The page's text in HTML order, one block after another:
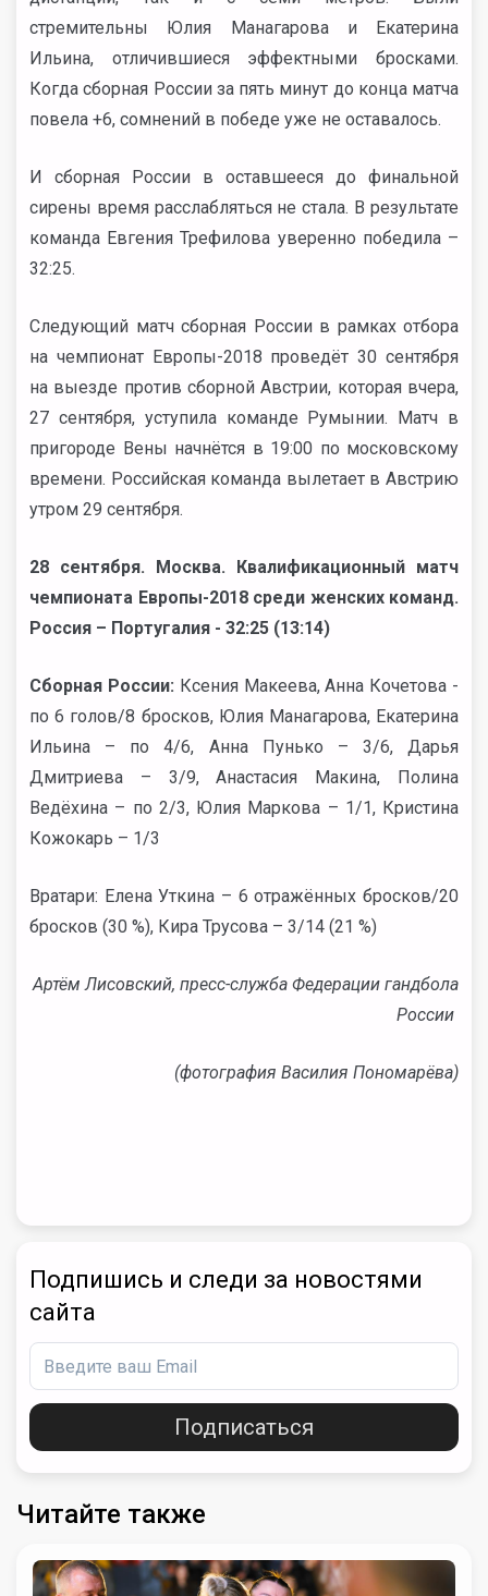
стремительны Юлия Манагарова и Екатерина
Ильина, отличившиеся эффектными бросками.
Когда сборная России за пять минут до конца матча
повела +6, сомнений в победе уже не оставалось.
И сборная России в оставшееся до финальной
сирены время расслабляться не стала. В результате
команда Евгения Трефилова уверенно победила –
32:25.
Следующий матч сборная России в рамках отбора
на чемпионат Европы-2018 проведёт 30 сентября
на выезде против сборной Австрии, которая вчера,
27 сентября, уступила команде Румынии. Матч в
пригороде Вены начнётся в 19:00 по московскому
времени. Российская команда вылетает в Австрию
утром 29 сентября.
28 сентября. Москва. Квалификационный матч
чемпионата Европы-2018 среди женских команд.
Россия – Португалия - 32:25 (13:14)
Сборная России: Ксения Макеева, Анна Кочетова -
по 6 голов/8 бросков, Юлия Манагарова, Екатерина
Ильина – по 4/6, Анна Пунько – 3/6, Дарья
Дмитриева – 3/9, Анастасия Макина, Полина
Ведёхина – по 2/3, Юлия Маркова – 1/1, Кристина
Кожокарь – 1/3
Вратари: Елена Уткина – 6 отражённых бросков/20
бросков (30 %), Кира Трусова – 3/14 (21 %)
Артём Лисовский, пресс-служба Федерации гандбола
России
(фотография Василия Пономарёва)
Подпишись и следи за новостями
сайта
Подписаться
Читайте также